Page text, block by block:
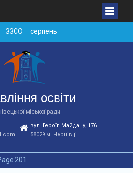
ЗЗСО серпень
ЗЗСО червень
у ЗДО та
підрозділах
р.
освіти
міської ради
вул. Героїв Майдану, 176
58029 м. Чернівці
201